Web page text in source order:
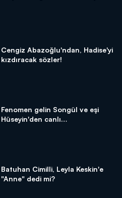
Cengiz Abazoğlu'ndan, Hadise'yi
kızdıracak sözler!
Fenomen gelin Songül ve eşi
Hüseyin'den canlı
Batuhan Cimilli, Leyla Keskin'e
"Anne" dedi mi?